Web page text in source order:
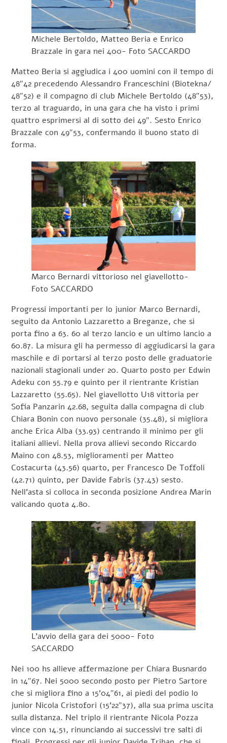
Michele Bertoldo, Matteo Beria e Enrico
Brazzale in gara nei 400- Foto SACCARDO
Matteo Beria si aggiudica i 400 uomini con il tempo di
48″42 precedendo Alessandro Franceschini (Biotekna/
48″52) e il compagno di club Michele Bertoldo (48″53),
terzo al traguardo, in una gara che ha visto i primi
quattro esprimersi al di sotto dei 49″. Sesto Enrico
Brazzale con 49″53, confermando il buono stato di
forma.
Marco Bernardi vittorioso nel giavellotto-
Foto SACCARDO
Progressi importanti per lo junior Marco Bernardi,
seguito da Antonio Lazzaretto a Breganze, che si
porta fino a 63. 60 al terzo lancio e un ultimo lancio a
60.87. La misura gli ha permesso di aggiudicarsi la gara
maschile e di portarsi al terzo posto delle graduatorie
nazionali stagionali under 20. Quarto posto per Edwin
Adeku con 55.79 e quinto per il rientrante Kristian
Lazzaretto (55.65). Nel giavellotto U18 vittoria per
Sofia Panzarin 42.68, seguita dalla compagna di club
Chiara Bonin con nuovo personale (35.48), si migliora
anche Erica Alba (33.93) centrando il minimo per gli
italiani allievi. Nella prova allievi secondo Riccardo
Maino con 48.53, miglioramenti per Matteo
Costacurta (43.56) quarto, per Francesco De Toffoli
(42.71) quinto, per Davide Fabris (37.43) sesto.
Nell’asta si colloca in seconda posizione Andrea Marin
valicando quota 4.80.
L’avvio della gara dei 5000- Foto
SACCARDO
Nei 100 hs allieve affermazione per Chiara Busnardo
in 14″67. Nei 5000 secondo posto per Pietro Sartore
che si migliora fino a 15’04″61, ai piedi del podio lo
junior Nicola Cristofori (15’22″37), alla sua prima uscita
sulla distanza. Nel triplo il rientrante Nicola Pozza
vince con 14.51, rinunciando ai successivi tre salti di